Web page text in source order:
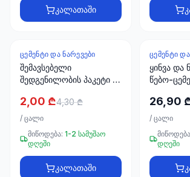
პროდუქტი
+995
599
23
66
33
კალათაში
-53%
ᲪᲔᲛᲔᲜᲢᲘ ᲓᲐ ᲜᲐᲠᲔᲕᲔᲑᲘ
შემავსებელი
შედგენილობის პაკეტი 1
2,00 ₾4,30 ₾
/ ცალი
მიწოდება: 1-2 სამუშაო
დღეში
კალათაში
ᲪᲔᲛᲔᲜᲢᲘ
ყინვა და
წებო-
25კგ
26,90
/ ცალი
დღეში